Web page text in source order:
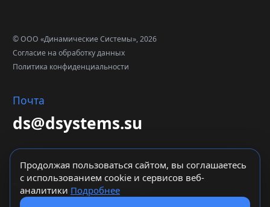
© ООО «Динамические Системы», 2026
Согласие на обработку данных
Политика конфиденциальности
Почта
ds@dsystems.su
Телефон
+7 (495) 419-32-44
Продолжая пользоваться сайтом, вы соглашаетесь
с использованием cookie и сервисов веб-
аналитики Подробнее